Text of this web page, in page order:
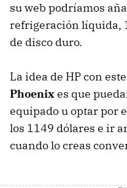
su web podríamos
refrigeración líquida,
de disco duro.
La idea de HP con
Phoenixes que
equipado u optar por
los 1149 dólares e ir
cuando lo creas